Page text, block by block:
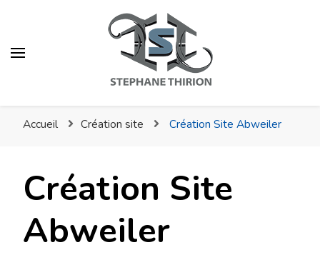
Infographiste –
Photographe Virton
Accueil Création site Création Site Abweiler
Création Site
Abweiler